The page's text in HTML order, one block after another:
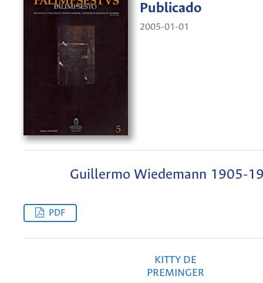
Publicado
2005-01-01
Guillermo Wiedemann 1905-
PDF
KITTY DE
PREMINGER